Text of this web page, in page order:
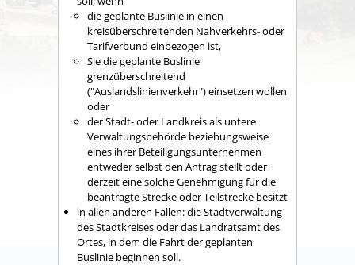
die geplante Buslinie in einen
kreisüberschreitenden Nahverkehrs- oder
Tarifverbund einbezogen ist,
Sie die geplante Buslinie
grenzüberschreitend
("Auslandslinienverkehr") einsetzen wollen
oder
der Stadt- oder Landkreis als untere
Verwaltungsbehörde beziehungsweise
eines ihrer Beteiligungsunternehmen
entweder selbst den Antrag stellt oder
derzeit eine solche Genehmigung für die
beantragte Strecke oder Teilstrecke besitzt
in allen anderen Fällen: die Stadtverwaltung
des Stadtkreises oder das Landratsamt des
Ortes, in dem die Fahrt der geplanten
Buslinie beginnen soll.